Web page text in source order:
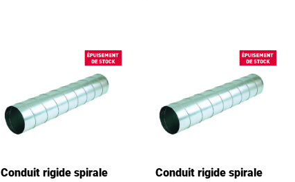
Conduit rigide spirale
Conduit rigide spirale